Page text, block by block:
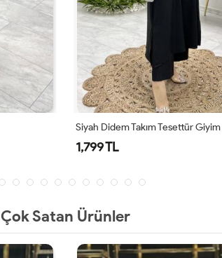
Kahve Didem Takım Tesettür Giyim
1,799 TL
Çok Satan Ürünler